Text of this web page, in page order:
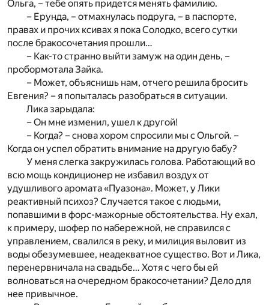
Ольга, – тебе опять придется менять фамилию.
– Ерунда, – отмахнулась подруга, – в паспорте,
правах и прочих ксивах я пока Солодко, всего сутки
после бракосочетания прошли…
– Как-то странно выйти замуж на один день, –
пробормотала Зайка.
– Может, объяснишь нам, отчего решила бросить
Евгения? – я попыталась разобраться в ситуации.
Лика зарыдала:
– Он мне изменил, ушел к другой!
– Когда? – снова хором спросили мы с Ольгой. –
Когда он успел обратить внимание на другую бабу?
У меня слегка закружилась голова. Работающий во
всю мощь кондиционер не избавил воздух от
удушливого аромата «Пуазона». Может, у Лики
реактивный психоз? Случается такое с людьми,
попавшими в форс-мажорные обстоятельства. Ну ехал,
к примеру, шофер по набережной, не справился с
управлением, свалился в реку, и милиция выловит из
воды обезумевшее, неадекватное существо. Вот и Лика,
перенервничала на свадьбе… Хотя с чего бы ей
волноваться на очередном бракосочетании? Дело для
нее привычное.